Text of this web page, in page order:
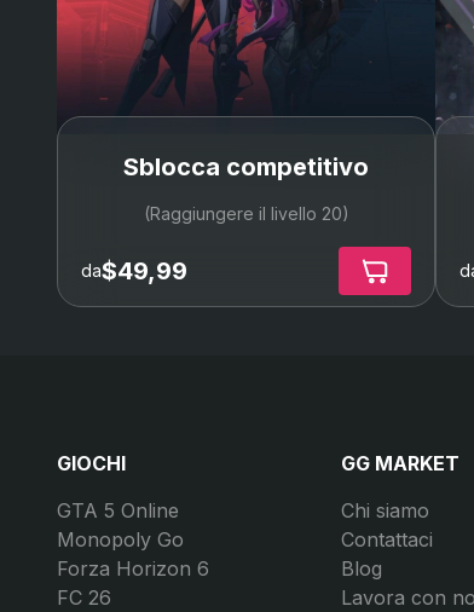
Fade(+15%)
Harbor(+15%)
Deadlock (+15%)
(+15%)
Clove(+15%)
Sblocca competitivo
(Raggiungere il livello 20)
da$49,99
GIOCHI
GTA 5 Online
Monopoly Go
Forza Horizon 6
FC 26
GG MARKET
Chi siamo
Contattaci
Blog
Lavora con